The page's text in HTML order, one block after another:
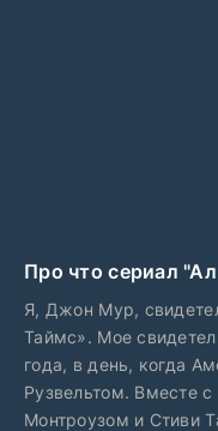
Про что сериал
Я, Джон Мур,
Таймс». Мое
года, в день, когда
Рузвельтом. Вместе
Монтроузом и Стиви